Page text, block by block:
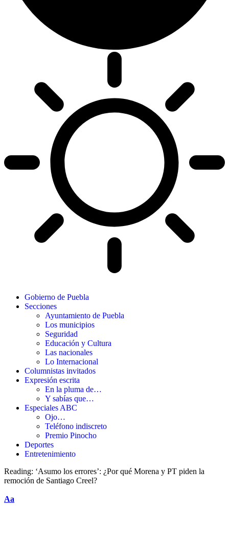
Gobierno de Puebla
Secciones
Ayuntamiento de Puebla
Los municipios
Seguridad
Educación y Cultura
Las nacionales
Lo Internacional
Columnistas invitados
Expresión escrita
En la pluma de…
Y sabías que…
Especiales ABC
Ojo…
Teléfono indiscreto
Premio Pinocho
Deportes
Entretenimiento
Reading: ‘Asumo los errores’: ¿Por qué Morena y PT piden la
remoción de Santiago Creel?
Aa